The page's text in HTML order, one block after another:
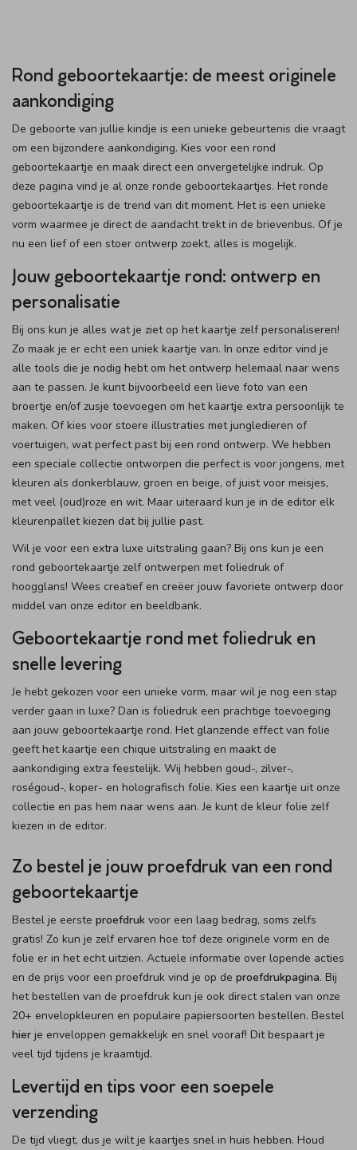
Rond geboortekaartje: de meest originele
aankondiging
De geboorte van jullie kindje is een unieke gebeurtenis die vraagt
om een bijzondere aankondiging. Kies voor een rond
geboortekaartje en maak direct een onvergetelijke indruk. Op
deze pagina vind je al onze ronde geboortekaartjes. Het ronde
geboortekaartje is de trend van dit moment. Het is een unieke
vorm waarmee je direct de aandacht trekt in de brievenbus. Of je
nu een lief of een stoer ontwerp zoekt, alles is mogelijk.
Jouw geboortekaartje rond: ontwerp en
personalisatie
Bij ons kun je alles wat je ziet op het kaartje zelf personaliseren!
Zo maak je er echt een uniek kaartje van. In onze editor vind je
alle tools die je nodig hebt om het ontwerp helemaal naar wens
aan te passen. Je kunt bijvoorbeeld een lieve foto van een
broertje en/of zusje toevoegen om het kaartje extra persoonlijk te
maken. Of kies voor stoere illustraties met jungledieren of
voertuigen, wat perfect past bij een rond ontwerp. We hebben
een speciale collectie ontworpen die perfect is voor jongens, met
kleuren als donkerblauw, groen en beige, of juist voor meisjes,
met veel (oud)roze en wit. Maar uiteraard kun je in de editor elk
kleurenpallet kiezen dat bij jullie past.
Wil je voor een extra luxe uitstraling gaan? Bij ons kun je een
rond geboortekaartje zelf ontwerpen met foliedruk of
hoogglans! Wees creatief en creëer jouw favoriete ontwerp door
middel van onze editor en beeldbank.
Geboortekaartje rond met foliedruk en
snelle levering
Je hebt gekozen voor een unieke vorm, maar wil je nog een stap
verder gaan in luxe? Dan is foliedruk een prachtige toevoeging
aan jouw geboortekaartje rond. Het glanzende effect van folie
geeft het kaartje een chique uitstraling en maakt de
aankondiging extra feestelijk. Wij hebben goud-, zilver-,
roségoud-, koper- en holografisch folie. Kies een kaartje uit onze
collectie en pas hem naar wens aan. Je kunt de kleur folie zelf
kiezen in de editor.
Zo bestel je jouw proefdruk van een rond
geboortekaartje
Bestel je eerste proefdruk voor een laag bedrag, soms zelfs
gratis! Zo kun je zelf ervaren hoe tof deze originele vorm en de
folie er in het echt uitzien. Actuele informatie over lopende acties
en de prijs voor een proefdruk vind je op de proefdrukpagina. Bij
het bestellen van de proefdruk kun je ook direct stalen van onze
20+ envelopkleuren en populaire papiersoorten bestellen. Bestel
hier je enveloppen gemakkelijk en snel vooraf! Dit bespaart je
veel tijd tijdens je kraamtijd.
Levertijd en tips voor een soepele
verzending
De tijd vliegt, dus je wilt je kaartjes snel in huis hebben. Houd